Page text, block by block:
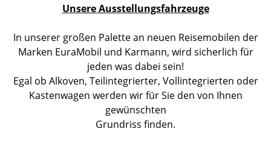
Unsere Ausstellungsfahrzeuge
In unserer großen Palette an neuen Reisemobilen der
Marken EuraMobil und Karmann, wird sicherlich für
jeden was dabei sein!
Egal ob Alkoven, Teilintegrierter, Vollintegrierten oder
Kastenwagen werden wir für Sie den von Ihnen
gewünschten
Grundriss finden.